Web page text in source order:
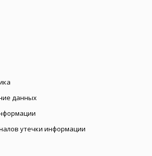
данных
утечки информации